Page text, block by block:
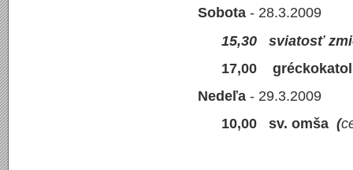
Sobota -
15,30 sviatosť
17,00
Nedeľa - 29.3.2009
10,00 sv. omša (